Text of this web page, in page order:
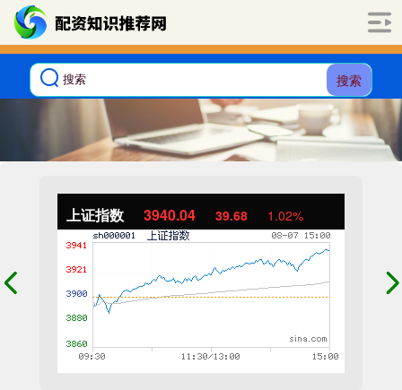
搜索
上证指数 3940.04 39.68 1.02%